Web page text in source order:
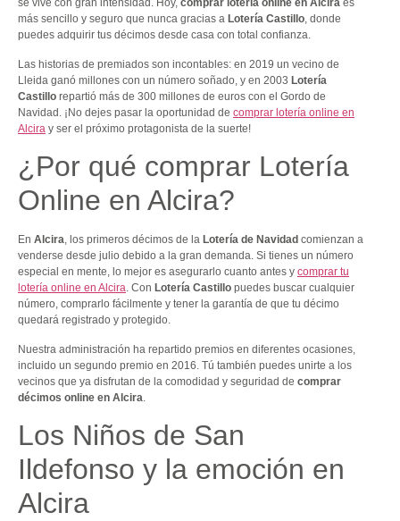
se vive con gran intensidad. Hoy, comprar lotería online en Alcira es
más sencillo y seguro que nunca gracias a Lotería Castillo, donde
puedes adquirir tus décimos desde casa con total confianza.
Las historias de premiados son incontables: en 2019 un vecino de
Lleida ganó millones con un número soñado, y en 2003 Lotería
Castillo repartió más de 300 millones de euros con el Gordo de
Navidad. ¡No dejes pasar la oportunidad de comprar lotería online en
Alcira y ser el próximo protagonista de la suerte!
¿Por qué comprar Lotería
Online en Alcira?
En Alcira, los primeros décimos de la Lotería de Navidad comienzan a
venderse desde julio debido a la gran demanda. Si tienes un número
especial en mente, lo mejor es asegurarlo cuanto antes y comprar tu
lotería online en Alcira. Con Lotería Castillo puedes buscar cualquier
número, comprarlo fácilmente y tener la garantía de que tu décimo
quedará registrado y protegido.
Nuestra administración ha repartido premios en diferentes ocasiones,
incluido un segundo premio en 2016. Tú también puedes unirte a los
vecinos que ya disfrutan de la comodidad y seguridad de comprar
décimos online en Alcira
Los Niños de San
Ildefonso y la emoción en
Alcira